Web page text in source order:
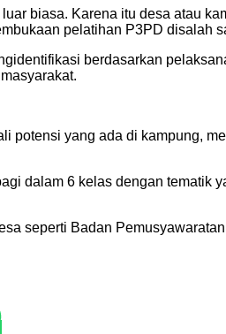
biasa. Karena itu desa atau
pelatihan P3PD disalah
berdasarkan
potensi yang ada di kampung,
dalam 6 kelas dengan tematik
seperti Badan